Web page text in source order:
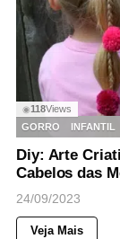
◉118Views
GORRO
INFANTIL
Diy: Arte
Cabelos das
24/09/2023
Veja Mais